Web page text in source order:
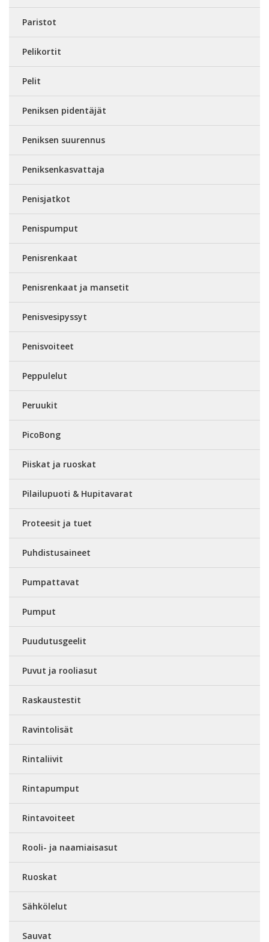
Paristot
Pelikortit
Pelit
Peniksen pidentäjät
Peniksen suurennus
Peniksenkasvattaja
Penisjatkot
Penispumput
Penisrenkaat
Penisrenkaat ja mansetit
Penisvesipyssyt
Penisvoiteet
Peppulelut
Peruukit
PicoBong
Piiskat ja ruoskat
Pilailupuoti & Hupitavarat
Proteesit ja tuet
Puhdistusaineet
Pumpattavat
Pumput
Puudutusgeelit
Puvut ja rooliasut
Raskaustestit
Ravintolisät
Rintaliivit
Rintapumput
Rintavoiteet
Rooli- ja naamiaisasut
Ruoskat
Sähkölelut
Sauvat